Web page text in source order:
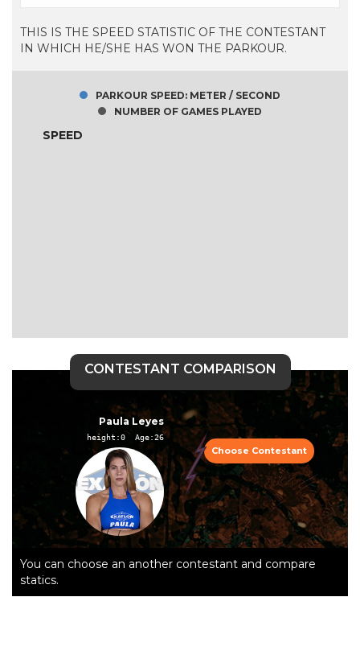
THIS IS THE SPEED STATISTIC OF THE CONTESTANT
IN WHICH HE/SHE HAS WON THE PARKOUR.
PARKOUR SPEED: METER / SECOND
NUMBER OF GAMES PLAYED
SPEED
CONTESTANT COMPARISON
Paula Leyes
height:0  Age:26
Choose Contestant
You can choose an another contestant and compare
statics.